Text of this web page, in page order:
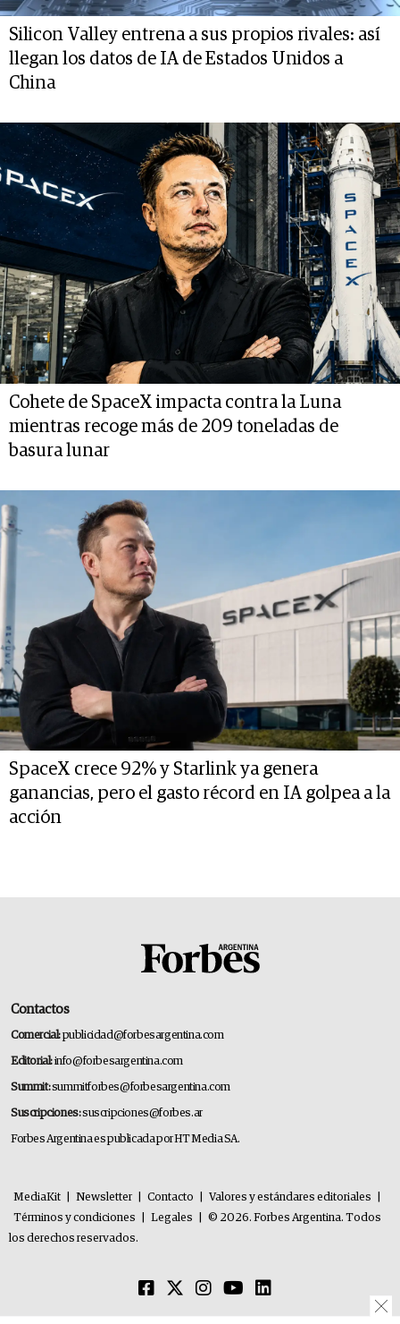
Silicon Valley entrena a sus propios rivales: así
llegan los datos de IA de Estados Unidos a
China
Cohete de SpaceX impacta contra la Luna
mientras recoge más de 209 toneladas de
basura lunar
SpaceX crece 92% y Starlink ya genera
ganancias, pero el gasto récord en IA golpea a la
acción
Contactos
Comercial:publicidad@forbesargentina.com
Editorial:info@forbesargentina.com
Summit:summitforbes@forbesargentina.com
Suscripciones:suscripciones@forbes.ar
Forbes Argentina es publicada por HT Media SA.
MediaKit Newsletter Contacto Valores y estándares editoriales
Términos y condiciones
Legales
© 2026. Forbes Argentina. Todos
los derechos reservados.